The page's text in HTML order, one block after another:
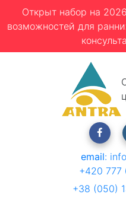
Открыт набор на
возможностей для
email:
+420
+38 (050)